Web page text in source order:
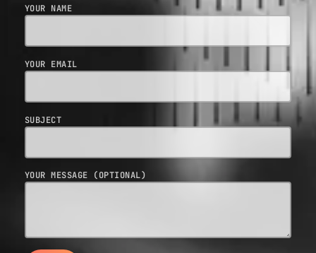
YOUR NAME
YOUR EMAIL
SUBJECT
YOUR MESSAGE (OPTIONAL)